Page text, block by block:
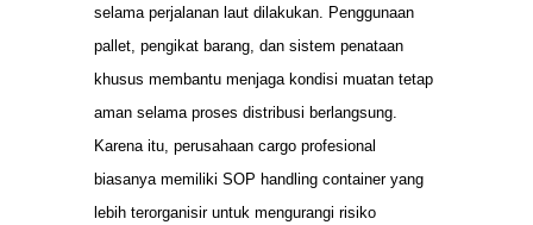
selama perjalanan laut dilakukan. Penggunaan
pallet, pengikat barang, dan sistem penataan
khusus membantu menjaga kondisi muatan tetap
aman selama proses distribusi berlangsung.
Karena itu, perusahaan cargo profesional
biasanya memiliki SOP handling container yang
lebih terorganisir untuk mengurangi risiko